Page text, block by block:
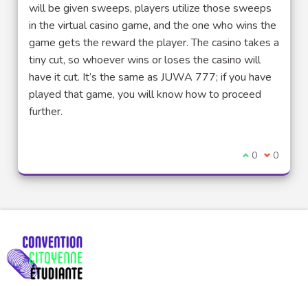
will be given sweeps, players utilize those sweeps
in the virtual casino game, and the one who wins the
game gets the reward the player. The casino takes a
tiny cut, so whoever wins or loses the casino will
have it cut. It’s the same as JUWA 777; if you have
played that game, you will know how to proceed
further.
Je suis
0 Je ne
0